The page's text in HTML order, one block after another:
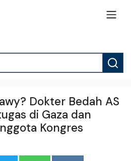
Dokter Bedah AS
di Gaza dan
Kongres